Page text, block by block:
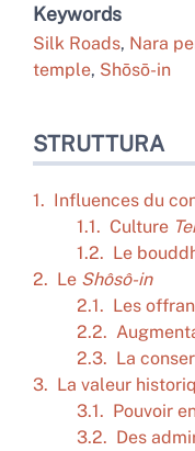
Keywords
Silk Roads, Nara
temple, Shōsō-in
STRUTTURA
1. Influences du
1.1. Culture
1.2. Le
2. Le Shôsô-in
2.1. Les
2.2.
2.3. La
3. La valeur
3.1. Pouvoir
3.2. Des